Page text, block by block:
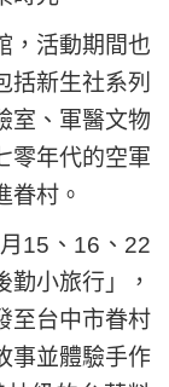
，活動期間也
括新生社系列
室、軍醫文物
零年代的空軍
眷村。
15、16、22
勤小旅行」，
至台中市眷村
事並體驗手作